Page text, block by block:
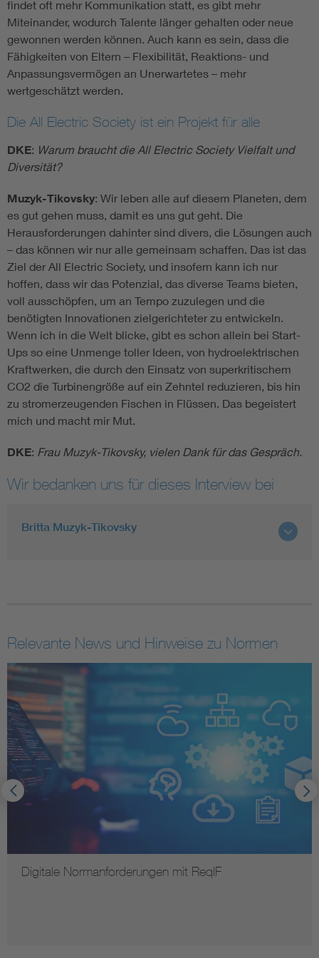
findet oft mehr Kommunikation statt, es gibt mehr
Miteinander, wodurch Talente länger gehalten oder neue
gewonnen werden können. Auch kann es sein, dass die
Fähigkeiten von Eltern – Flexibilität, Reaktions- und
Anpassungsvermögen an Unerwartetes – mehr
wertgeschätzt werden.
Die All Electric Society ist ein Projekt für alle
DKE: Warum braucht die All Electric Society Vielfalt und
Diversität?
Muzyk-Tikovsky: Wir leben alle auf diesem Planeten, dem
es gut gehen muss, damit es uns gut geht. Die
Herausforderungen dahinter sind divers, die Lösungen auch
– das können wir nur alle gemeinsam schaffen. Das ist das
Ziel der All Electric Society, und insofern kann ich nur
hoffen, dass wir das Potenzial, das diverse Teams bieten,
voll ausschöpfen, um an Tempo zuzulegen und die
benötigten Innovationen zielgerichteter zu entwickeln.
Wenn ich in die Welt blicke, gibt es schon allein bei Start-
Ups so eine Unmenge toller Ideen, von hydroelektrischen
Kraftwerken, die durch den Einsatz von superkritischem
CO2 die Turbinengröße auf ein Zehntel reduzieren, bis hin
zu stromerzeugenden Fischen in Flüssen. Das begeistert
mich und macht mir Mut.
DKE: Frau Muzyk-Tikovsky, vielen Dank für das Gespräch.
Wir bedanken uns für dieses Interview bei
Britta Muzyk-Tikovsky
Relevante News und Hinweise zu Normen
Digitale Normanforderungen mit ReqIF